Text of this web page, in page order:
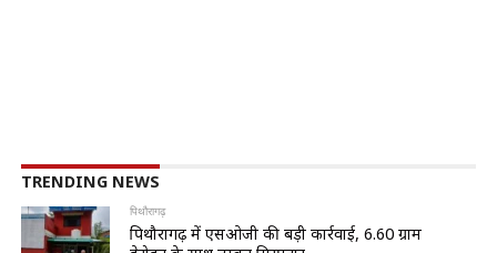
TRENDING NEWS
पिथौरागढ़
पिथौरागढ़ में एसओजी की बड़ी कार्रवाई, 6.60 ग्राम